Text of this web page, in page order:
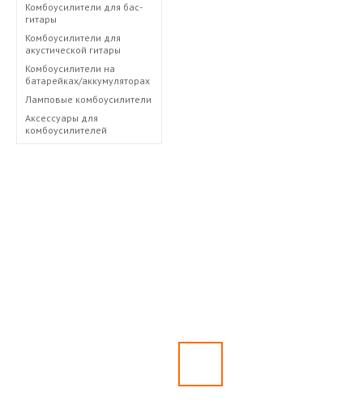
Комбоусилители для бас-
гитары
Комбоусилители для
акустической гитары
Комбоусилители на
батарейках/аккумуляторах
Ламповые комбоусилители
Аксессуары для
комбоусилителей